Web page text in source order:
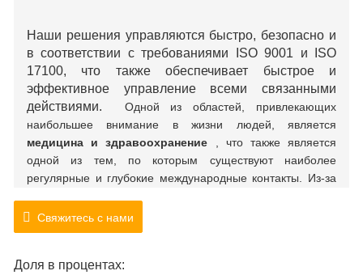
Наши решения управляются быстро, безопасно и
в соответствии с требованиями ISO 9001 и ISO
17100, что также обеспечивает быстрое и
эффективное управление всеми связанными
действиями. Одной из областей, привлекающих
наибольшее внимание в жизни людей, является
медицина и здравоохранение , что также является
одной из тем, по которым существуют наиболее
регулярные и глубокие международные контакты. Из-за
здравоохранения межъязыковое общение требует
чрезвычайно точного использования языка. Таким
были одними из первых тщательно разработанных
Свяжитесь с нами
Доля в процентах: